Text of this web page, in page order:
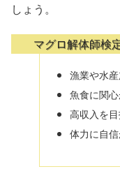
しょう。
マグロ解体師検
漁業や水
魚食に関
高収入を
体力に自